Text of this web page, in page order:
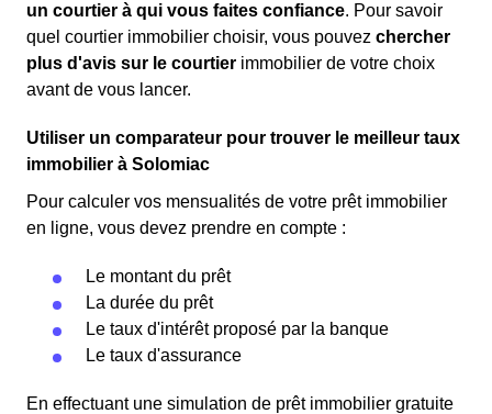
un courtier à qui vous faites confiance. Pour savoir
quel courtier immobilier choisir, vous pouvez chercher
plus d'avis sur le courtier immobilier de votre choix
avant de vous lancer.
Utiliser un comparateur pour trouver le meilleur taux
immobilier à Solomiac
Pour calculer vos mensualités de votre prêt immobilier
en ligne, vous devez prendre en compte :
Le montant du prêt
La durée du prêt
Le taux d'intérêt proposé par la banque
Le taux d'assurance
En effectuant une simulation de prêt immobilier gratuite